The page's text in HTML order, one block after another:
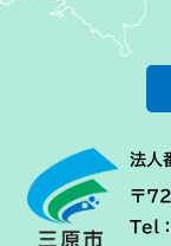
法
〒
Tel